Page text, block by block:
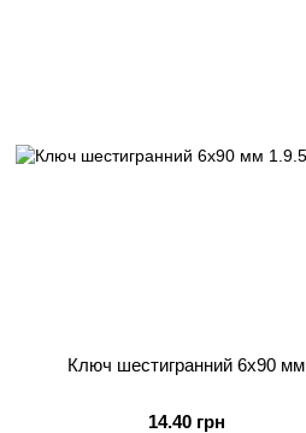
Ключ шестигранний 6х90 мм
14.40 грн